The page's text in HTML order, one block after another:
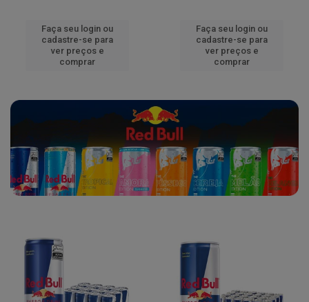
Faça seu login ou
cadastre-se para
ver preços e
comprar
Faça seu login ou
cadastre-se para
ver preços e
comprar